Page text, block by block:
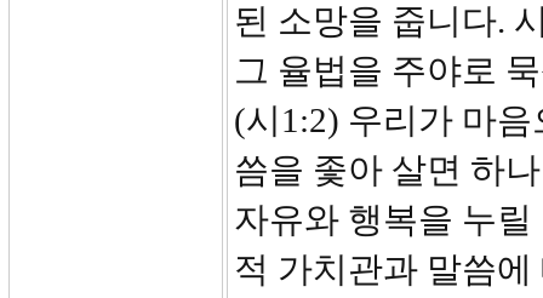
된 소망을 줍니다.
그 율법을 주야로
(시1:2) 우리가 마
씀을 좇아 살면 하
자유와 행복을 누
적 가치관과 말씀